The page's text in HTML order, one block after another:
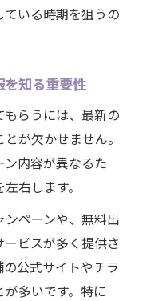
いる時期を狙うの
知る重要性
らうには、最新の
が欠かせません。
内容が異なるた
右します。
ペーンや、無料出
ビスが多く提供さ
公式サイトやチラ
多いです。特に